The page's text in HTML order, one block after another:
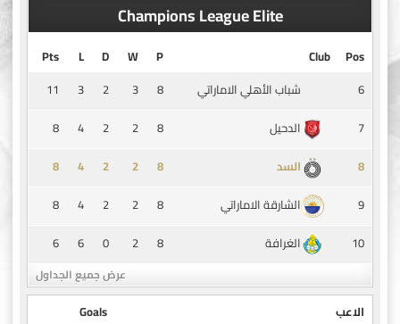
Champions League Elite
Pos
Club
P
W
D
L
Pts
6
شباب الأهلي الاماراتي 8
3
2
3
11
7
الدحيل 8
2
2
4
8
8
السد 8
2
2
4
8
9
الشارقة الاماراتي 8
2
2
4
8
10
الغرافة 8
2
0
6
6
عرض جميع الجداول
الاعب
Goals